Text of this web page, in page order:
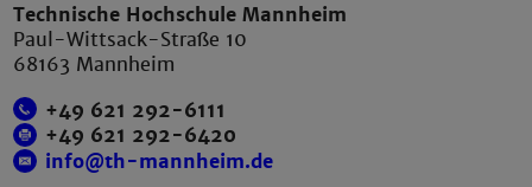
Technische Hochschule Mannheim
Paul-Wittsack-Straße 10
68163 Mannheim
+49 621 292-6111
+49 621 292-6420
info@th-mannheim.de